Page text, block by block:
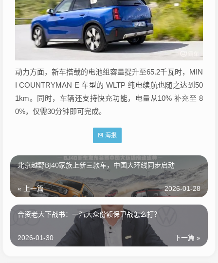
动力方面，新车搭载的电池组容量提升至65.2千瓦时，MIN
I COUNTRYMAN E 车型的 WLTP 纯电续航也随之达到50
1km。同时，车辆还支持快充功能，电量从10% 补充至 8
0%，仅需30分钟即可完成。
海报
北京越野BJ40家族上新三款车，中国大环线同步启动
« 上一篇 2026-01-28
合资老大下战书：一汽大众份额保卫战怎么打？
下一篇 »
2026-01-30